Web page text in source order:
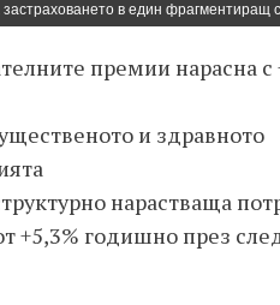
в един фрагментиращ
премии нарасна с
и здравното
нарастваща
+5,3% годишно през